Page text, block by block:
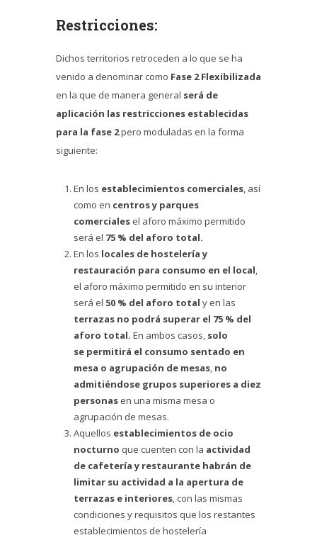
Restricciones:
Dichos territorios retroceden a lo que se ha
venido a denominar como Fase 2 Flexibilizada
en la que de manera general será de
aplicación las restricciones establecidas
para la fase 2pero moduladas en la forma
siguiente:
En los establecimientos comerciales, así
como en centros y parques
comerciales el aforo máximo permitido
será el 75 % del aforo total.
En los locales de hostelería y
restauración para consumo en el local,
el aforo máximo permitido en su interior
será el 50 % del aforo total y en las
terrazas no podrá superar el 75 % del
aforo total. En ambos casos, solo
se permitirá el consumo sentado en
mesa o agrupación de mesas, no
admitiéndose grupos superiores a diez
personas en una misma mesa o
agrupación de mesas.
Aquellos establecimientos de ocio
nocturno que cuenten con la actividad
de cafetería y restaurante habrán de
limitar su actividad a la apertura de
terrazas e interiores, con las mismas
condiciones y requisitos que los restantes
establecimientos de hostelería